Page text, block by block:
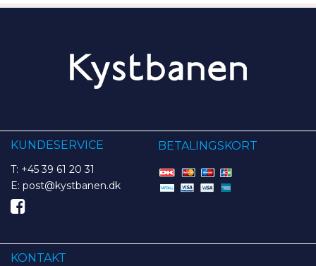
KUNDESERVICE
T: +45 39 61 20 31
E: post@kystbanen.dk
BETALINGSKORT
KONTAKT